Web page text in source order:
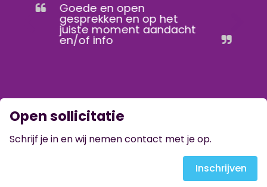
Goede en open
gesprekken en op het
juiste moment aandacht
en/of info
Open sollicitatie
Schrijf je in en wij nemen contact met je op.
Inschrijven